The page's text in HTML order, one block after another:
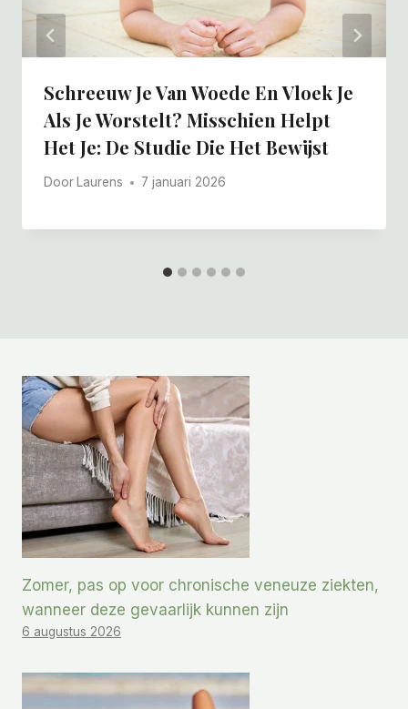
Schreeuw Je Van Woede En Vloek Je
Als Je Worstelt? Misschien Helpt
Het Je: De Studie Die Het Bewijst
Door Laurens 7 januari 2026
Zomer, pas op voor chronische veneuze ziekten,
wanneer deze gevaarlijk kunnen zijn
6 augustus 2026